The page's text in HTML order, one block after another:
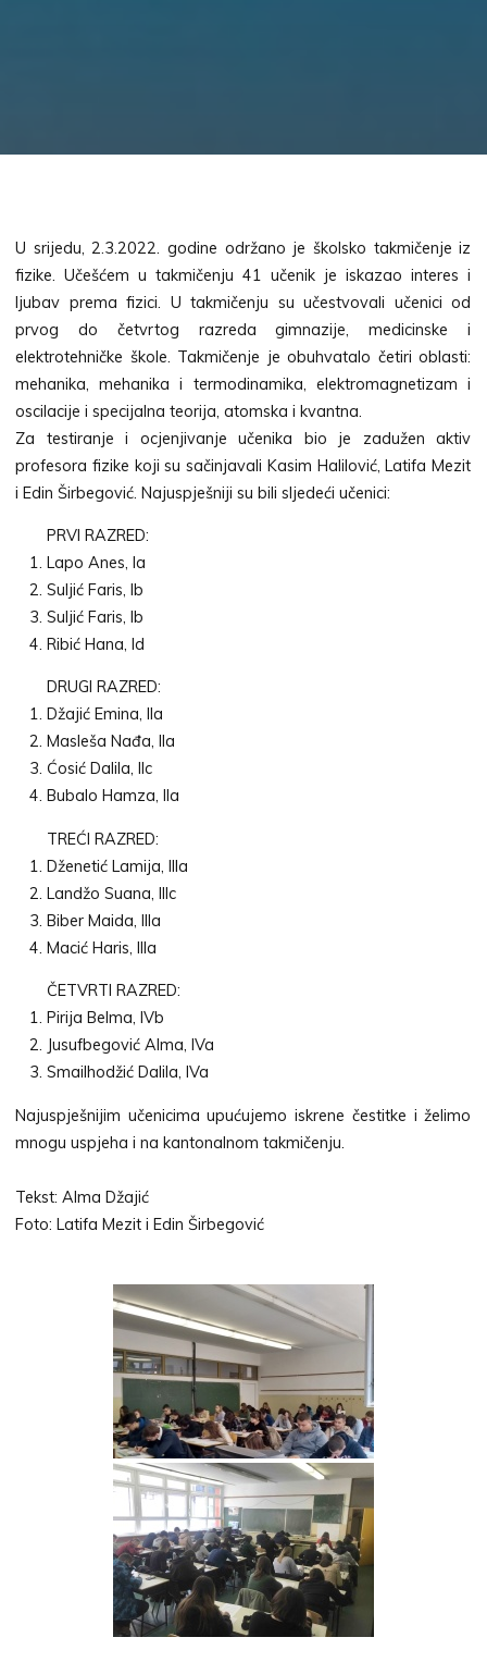
U srijedu, 2.3.2022. godine održano je školsko takmičenje iz
fizike. Učešćem u takmičenju 41 učenik je iskazao interes i
ljubav prema fizici. U takmičenju su učestvovali učenici od
prvog do četvrtog razreda gimnazije, medicinske i
elektrotehničke škole. Takmičenje je obuhvatalo četiri oblasti:
mehanika, mehanika i termodinamika, elektromagnetizam i
oscilacije i specijalna teorija, atomska i kvantna.
Za testiranje i ocjenjivanje učenika bio je zadužen aktiv
profesora fizike koji su sačinjavali Kasim Halilović, Latifa Mezit
i Edin Širbegović. Najuspješniji su bili sljedeći učenici:
PRVI RAZRED:
Lapo Anes, Ia
Suljić Faris, Ib
Suljić Faris, Ib
Ribić Hana, Id
DRUGI RAZRED:
Džajić Emina, IIa
Masleša Nađa, IIa
Ćosić Dalila, IIc
Bubalo Hamza, IIa
TREĆI RAZRED:
Dženetić Lamija, IIIa
Landžo Suana, IIIc
Biber Maida, IIIa
Macić Haris, IIIa
ČETVRTI RAZRED:
Pirija Belma, IVb
Jusufbegović Alma, IVa
Smailhodžić Dalila, IVa
Najuspješnijim učenicima upućujemo iskrene čestitke i želimo
mnogu uspjeha i na kantonalnom takmičenju.
Tekst: Alma Džajić
Foto: Latifa Mezit i Edin Širbegović